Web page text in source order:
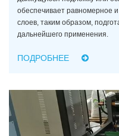
обеспечивает равномерное
слоев, таким образом,
дальнейшего применения.
ПОДРОБНЕЕ